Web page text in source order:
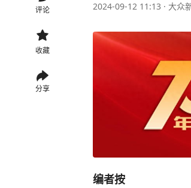
评论
收藏
分享
2024-09-12 11:13 · 大众
编者按